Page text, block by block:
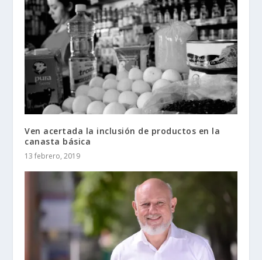
Ven acertada la inclusión de productos en la
canasta básica
13 febrero, 2019